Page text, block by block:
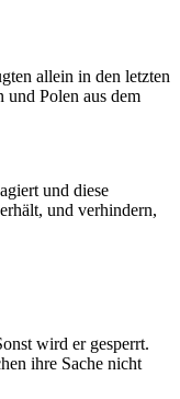
allein in den letzten
Polen aus dem
und diese
und verhindern,
wird er gesperrt.
ihre Sache nicht